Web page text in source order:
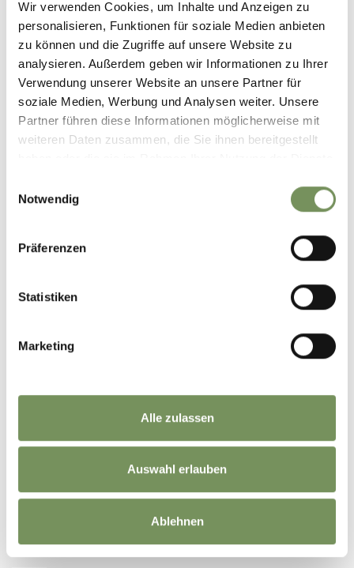
Wir verwenden Cookies, um Inhalte und Anzeigen zu
personalisieren, Funktionen für soziale Medien anbieten
zu können und die Zugriffe auf unsere Website zu
analysieren. Außerdem geben wir Informationen zu Ihrer
Verwendung unserer Website an unsere Partner für
soziale Medien, Werbung und Analysen weiter. Unsere
Partner führen diese Informationen möglicherweise mit
weiteren Daten zusammen, die Sie ihnen bereitgestellt
Notwendig
Präferenzen
Statistiken
Marketing
Alle zulassen
Auswahl erlauben
Ablehnen
KESCHTNRIGGL
ATTRAZIONI TURISTICHE
A TESIMO E PRISSIANO